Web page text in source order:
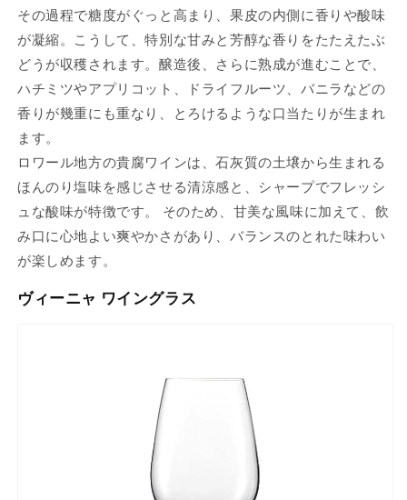
その過程で糖度がぐっと高まり、果皮の内側に香りや酸味
が凝縮。こうして、特別な甘みと芳醇な香りをたたえたぶ
どうが収穫されます。醸造後、さらに熟成が進むことで、
ハチミツやアプリコット、ドライフルーツ、バニラなどの
香りが幾重にも重なり、とろけるような口当たりが生まれ
ます。
ロワール地方の貴腐ワインは、石灰質の土壌から生まれる
ほんのり塩味を感じさせる清涼感と、シャープでフレッシ
ュな酸味が特徴です。 そのため、甘美な風味に加えて、飲
み口に心地よい爽やかさがあり、バランスのとれた味わい
が楽しめます。
ヴィーニャ ワイングラス